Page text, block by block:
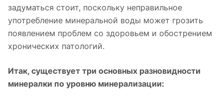
задуматься стоит, поскольку неправильное
употребление минеральной воды может грозить
появлением проблем со здоровьем и обострением
хронических патологий.
Итак, существует три основных разновидности
минералки по уровню минерализации: